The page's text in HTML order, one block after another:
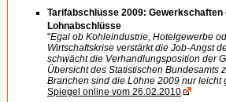
Tarifabschlüsse 2009: Gewerkschaften
Lohnabschlüsse
"Egal ob Kohleindustrie, Hotelgewerbe
Wirtschaftskrise verstärkt die Job-Angst
schwächt die Verhandlungsposition der
Übersicht des Statistischen Bundesamts
Branchen sind die Löhne 2009 nur leicht
Spiegel online vom 26.02.2010